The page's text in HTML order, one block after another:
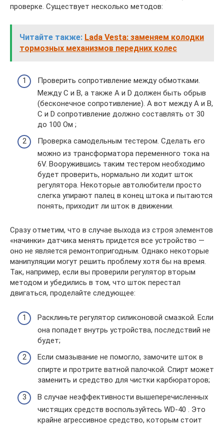
проверке. Существует несколько методов:
Читайте также: Lada Vesta: заменяем колодки
тормозных механизмов передних колес
Проверить сопротивление между обмотками.
Между С и B, а также A и D должен быть обрыв
(бесконечное сопротивление). А вот между A и B,
C и D сопротивление должно составлять от 30
до 100 Ом ;
Проверка самодельным тестером. Сделать его
можно из трансформатора переменного тока на
6V. Вооружившись таким тестером необходимо
будет проверить, нормально ли ходит шток
регулятора. Некоторые автолюбители просто
слегка упирают палец в конец штока и пытаются
понять, приходит ли шток в движении.
Сразу отметим, что в случае выхода из строя элементов
«начинки» датчика менять придется все устройство —
оно не является ремонтопригодным. Однако некоторые
манипуляции могут решить проблему хотя бы на время.
Так, например, если вы проверили регулятор вторым
методом и убедились в том, что шток перестал
двигаться, проделайте следующее:
Расклиньте регулятор силиконовой смазкой. Если
она попадет внутрь устройства, последствий не
будет;
Если смазывание не помогло, замочите шток в
спирте и протрите ватной палочкой. Спирт может
заменить и средство для чистки карбюраторов;
В случае неэффективности вышеперечисленных
чистящих средств воспользуйтесь WD-40 . Это
крайне агрессивное средство, которым стоит